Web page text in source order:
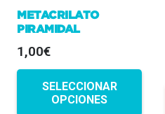
METACRILATO
PIRAMIDAL
1,00€
SELECCIONAR
OPCIONES